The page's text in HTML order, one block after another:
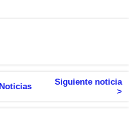
Noticias
Siguiente noticia
>